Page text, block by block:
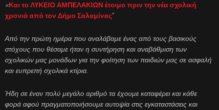
«Και το ΛΥΚΕΙΟ ΑΜΠΕΛΑΚΙΩΝ έτοιμο πριν την νέα σχολική
χρονιά από τον Δήμο Σαλαμίνας“
Από την πρώτη ημέρα που αναλάβαμε ένας από τους βασικούς
στόχους που θέσαμε ήταν η συντήρηση και αναβάθμιση των
σχολικών μας μονάδων για την φοίτηση των παιδιών μας σε ασφαλή
και ευπρεπή σχολικά κτίρια.
Ήδη σε έναν πολύ μεγάλο αριθμό τα έχουμε καταφέρει και κάθε
φορά αφού πραγματοποιήσουμε αυτοψία στις εγκαταστάσεις και